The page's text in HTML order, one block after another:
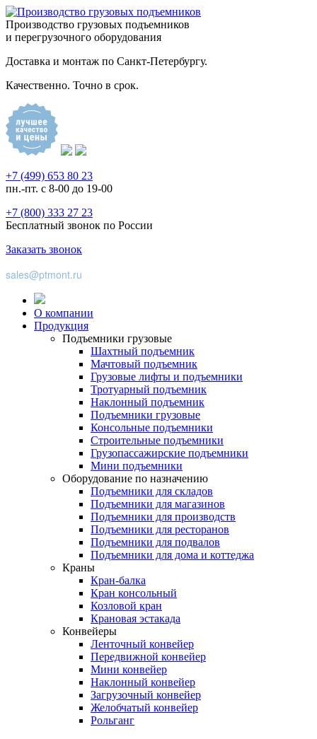
Производство грузовых подъемников
и перегрузочного оборудования
Доставка и монтаж по Санкт-Петербургу.
Качественно. Точно в срок.
+7 (499) 653 80 23
пн.-пт. с 8-00 до 19-00
+7 (800) 333 27 23
Бесплатный звонок по России
Заказать звонок
sales@ptmont.ru
О компании
Продукция
Подъемники грузовые
Шахтный подъемник
Мачтовый подъемник
Грузовые лифты и подъемники
Тротуарный подъемник
Наклонный подъемник
Подъемники грузовые
Консольные подъемники
Строительные подъемники
Грузопассажирские подъемники
Мини подъемники
Оборудование по назначению
Подъемники для складов
Подъемники для магазинов
Подъемники для производств
Подъемники для ресторанов
Подъемники для подвалов
Подъемники для дома и коттеджа
Краны
Кран-балка
Кран консольный
Козловой кран
Крановая эстакада
Конвейеры
Ленточный конвейер
Передвижной конвейер
Мини конвейер
Наклонный конвейер
Загрузочный конвейер
Желобчатый конвейер
Рольганг